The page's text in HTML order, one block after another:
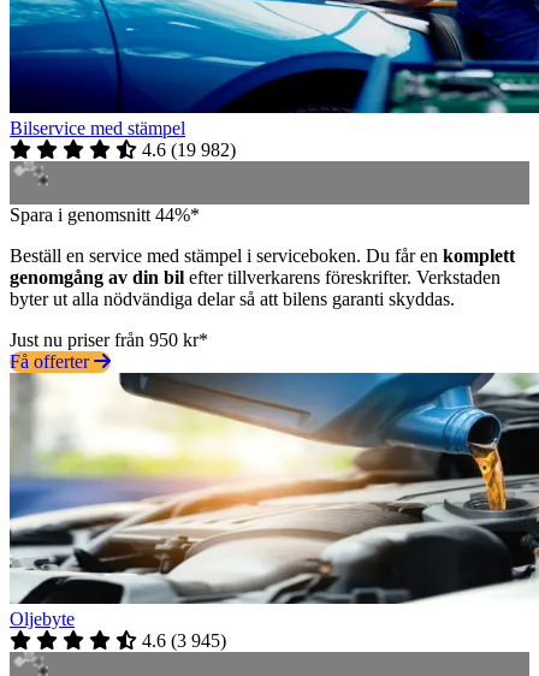
Bilservice med stämpel
4.6 (19 982)
Spara i genomsnitt 44%*
Beställ en service med stämpel i serviceboken. Du får en komplett
genomgång av din bil efter tillverkarens föreskrifter. Verkstaden
byter ut alla nödvändiga delar så att bilens garanti skyddas.
Just nu priser från 950 kr*
Få offerter
Oljebyte
4.6 (3 945)